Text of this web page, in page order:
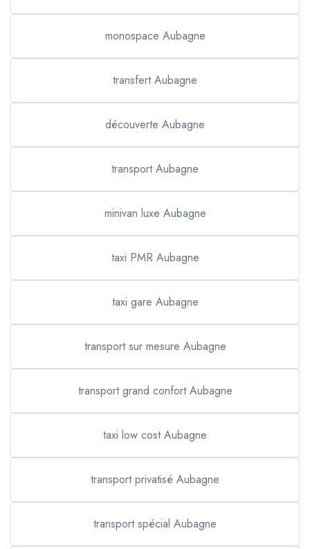
monospace Aubagne
transfert Aubagne
découverte Aubagne
transport Aubagne
minivan luxe Aubagne
taxi PMR Aubagne
taxi gare Aubagne
transport sur mesure Aubagne
transport grand confort Aubagne
taxi low cost Aubagne
transport privatisé Aubagne
transport spécial Aubagne